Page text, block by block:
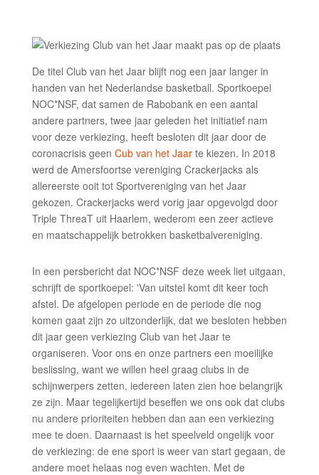
De titel Club van het Jaar blijft nog een jaar langer in
handen van het Nederlandse basketball. Sportkoepel
NOC*NSF, dat samen de Rabobank en een aantal
andere partners, twee jaar geleden het initiatief nam
voor deze verkiezing, heeft besloten dit jaar door de
coronacrisis geen Cub van het Jaarte kiezen. In 2018
werd de Amersfoortse vereniging Crackerjacks als
allereerste ooit tot Sportvereniging van het Jaar
gekozen. Crackerjacks werd vorig jaar opgevolgd door
Triple ThreaT uit Haarlem, wederom een zeer actieve
en maatschappelijk betrokken basketbalvereniging.
In een persbericht dat NOC*NSF deze week liet uitgaan,
schrijft de sportkoepel: 'Van uitstel komt dit keer toch
afstel. De afgelopen periode en de periode die nog
komen gaat zijn zo uitzonderlijk, dat we besloten hebben
dit jaar geen verkiezing Club van het Jaar te
organiseren. Voor ons en onze partners een moeilijke
beslissing, want we willen heel graag clubs in de
schijnwerpers zetten, iedereen laten zien hoe belangrijk
ze zijn. Maar tegelijkertijd beseffen we ons ook dat clubs
nu andere prioriteiten hebben dan aan een verkiezing
mee te doen. Daarnaast is het speelveld ongelijk voor
de verkiezing: de ene sport is weer van start gegaan, de
andere moet helaas nog even wachten. Met de